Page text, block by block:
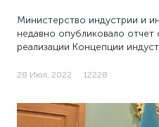
Министерство индустрии и
недавно опубликовало
реализации Концепции
28 Июл, 2022 12228